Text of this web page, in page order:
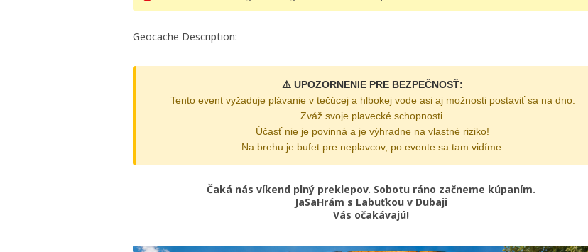
Geocache Description:
⚠️ UPOZORNENIE PRE BEZPEČNOSŤ:
Tento event vyžaduje plávanie v tečúcej a hlbokej vode asi aj možnosti postaviť sa na dno.
Zváž svoje plavecké schopnosti.
Účasť nie je povinná a je výhradne na vlastné riziko!
Na brehu je bufet pre neplavcov, po evente sa tam vidíme.
Čaká nás víkend plný preklepov. Sobotu ráno začneme kúpaním.
JaSaHrám s Labuťkou v Dubaji
Vás očakávajú!